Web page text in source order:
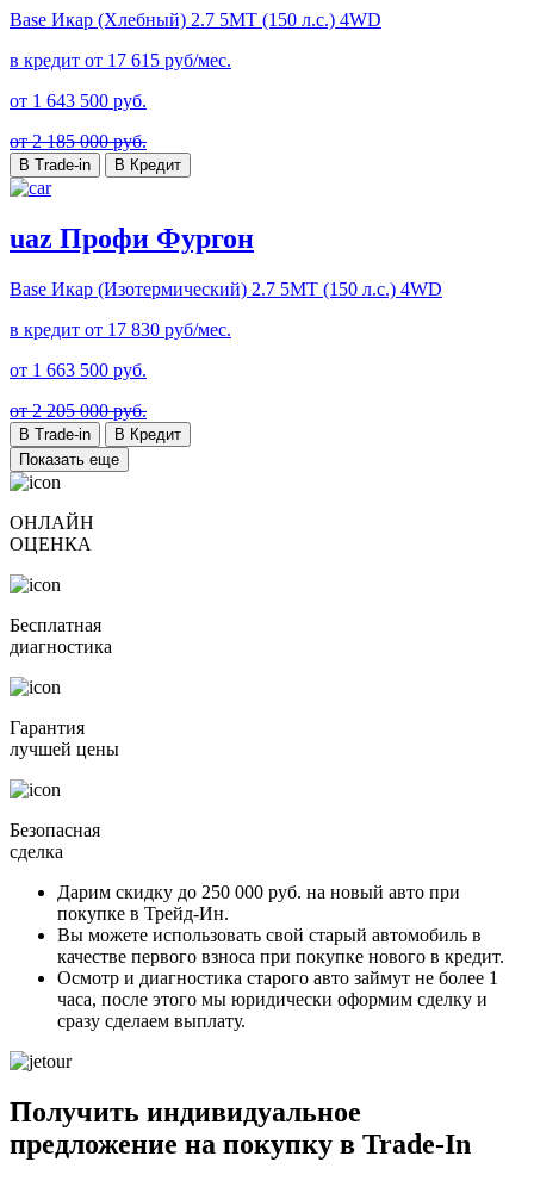
Base Икар (Хлебный) 2.7 5MT (150 л.с.) 4WD
в кредит от 17 615 руб/мес.
от 1 643 500 руб.
от 2 185 000 руб.
В Trade-in В Кредит
uaz Профи Фургон
Base Икар (Изотермический) 2.7 5MT (150 л.с.) 4WD
в кредит от 17 830 руб/мес.
от 1 663 500 руб.
от 2 205 000 руб.
В Trade-in
В Кредит
Показать еще
ОНЛАЙН
ОЦЕНКА
Бесплатная
диагностика
Гарантия
лучшей цены
Безопасная
сделка
Дарим скидку до 250 000 руб. на новый авто при
покупке в Трейд-Ин.
Вы можете использовать свой старый автомобиль в
качестве первого взноса при покупке нового в кредит.
Осмотр и диагностика старого авто займут не более 1
часа, после этого мы юридически оформим сделку и
сразу сделаем выплату.
Получить индивидуальное
предложение на покупку в Trade-In